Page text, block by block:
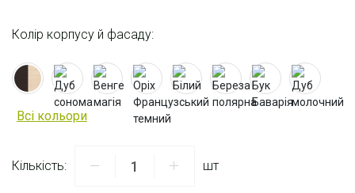
Колір корпусу й фасаду:
Всі кольори
Кількість: шт